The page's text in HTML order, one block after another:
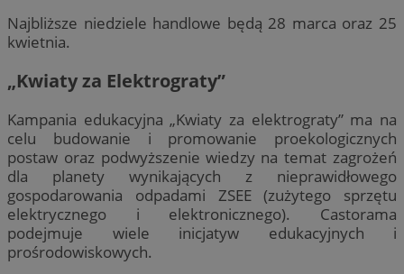
Najbliższe niedziele handlowe będą 28 marca oraz 25
kwietnia.
„Kwiaty za Elektrograty”
Kampania edukacyjna „Kwiaty za elektrograty” ma na
celu budowanie i promowanie proekologicznych
postaw oraz podwyższenie wiedzy na temat zagrożeń
dla planety wynikających z nieprawidłowego
gospodarowania odpadami ZSEE (zużytego sprzętu
elektrycznego i elektronicznego). Castorama
podejmuje wiele inicjatyw edukacyjnych i
prośrodowiskowych.